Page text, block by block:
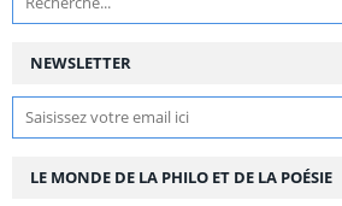
NEWSLETTER
LE MONDE DE LA PHILO ET DE LA POÉSIE